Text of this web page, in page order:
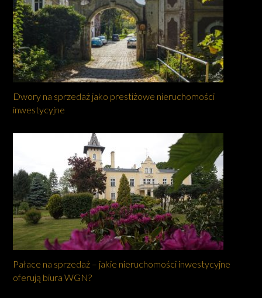
Dwory na sprzedaż jako prestiżowe nieruchomości
inwestycyjne
Pałace na sprzedaż – jakie nieruchomości inwestycyjne
oferują biura WGN?